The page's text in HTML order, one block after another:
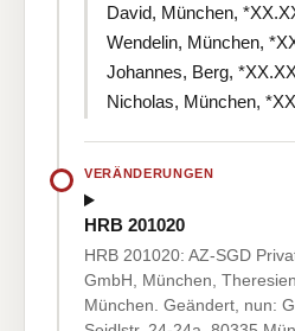
David, München,
Wendelin, München,
Johannes, Berg,
Nicholas, München,
VERÄNDERUNGEN
HRB 201020
HRB 201020: AZ-SGD
GmbH, München,
München. Geändert, nun: